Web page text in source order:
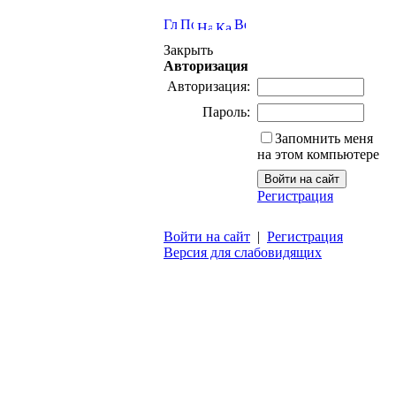
Закрыть
Авторизация
Авторизация:
Пароль:
Запомнить меня
на этом компьютере
Регистрация
Войти на сайт | Регистрация
Версия для слабовидящих